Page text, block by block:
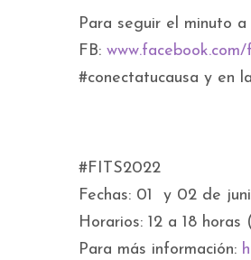
Para seguir el minuto
FB:
#conectatucausa y en
#FITS2022
Fechas: 01 y 02 de
Horarios: 12 a 18
Para más información: